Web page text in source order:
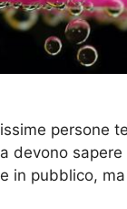
persone
devono
in pubblico,